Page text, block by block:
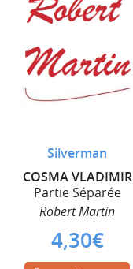
Silverman
COSMA VLADIMIR
Partie Séparée
Robert Martin
4,30€